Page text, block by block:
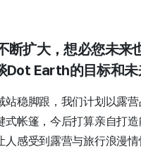
断扩大，想必您未来
Dot Earth的目标和未
稳脚跟，我们计划以露
式帐篷，今后打算亲自打
感受到露营与旅行浪漫情